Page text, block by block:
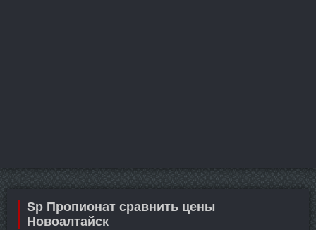
Sp Пропионат сравнить цены
Новоалтайск